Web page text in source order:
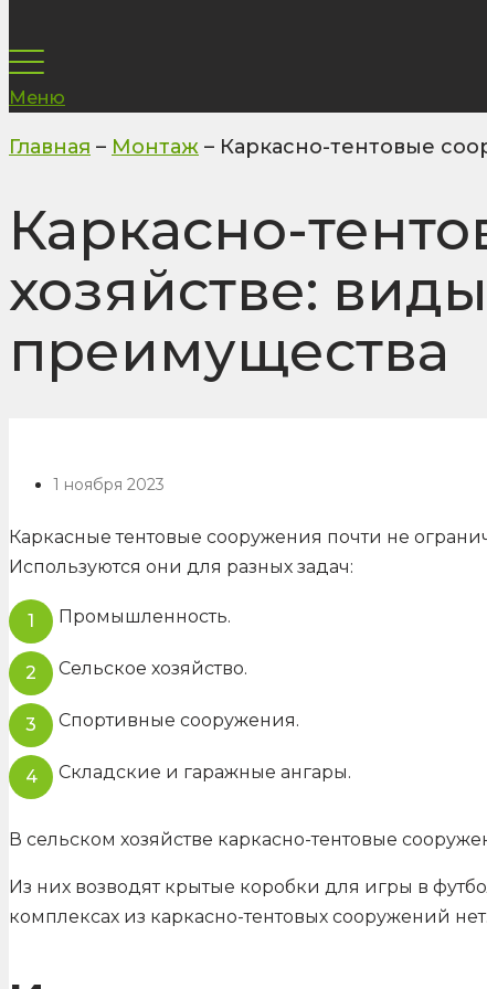
Меню
Главная – Монтаж – Каркасно-тентовые
Каркасно-
хозяйстве:
преимущества
1 ноября 2023
Каркасные тентовые сооружения почти не
Используются они для разных задач:
Промышленность.
Сельское хозяйство.
Спортивные сооружения.
Складские и гаражные ангары.
В сельском хозяйстве каркасно-тентовые
Из них возводят крытые коробки для игры в
комплексах из каркасно-тентовых сооружений нет.